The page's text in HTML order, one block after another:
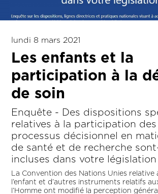
lundi 8 mars 2021
Les enfants et la
participation à la
de soin
Enquête - Des dispositions
relatives à la participation
processus décisionnel en
de santé et de recherche
incluses dans votre
La Convention des Nations Unies relative
l’enfant et d’autres instruments relatifs
l’Homme ont modifié la perception